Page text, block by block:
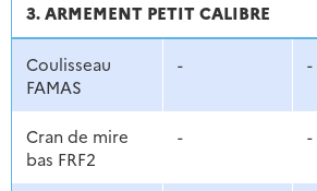
3. ARMEMENT PETIT CALIBRE
Coulisseau
FAMAS
- -
Cran de mire
bas FRF2
- -